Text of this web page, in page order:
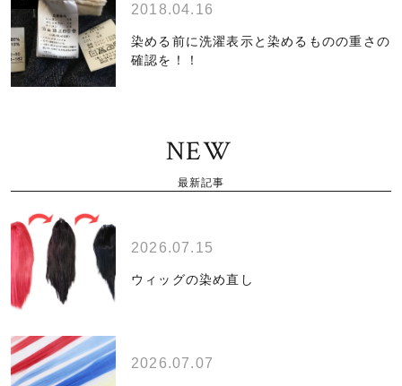
2018.04.16
染める前に洗濯表示と染めるものの重さの
確認を！！
NEW
最新記事
2026.07.15
ウィッグの染め直し
2026.07.07